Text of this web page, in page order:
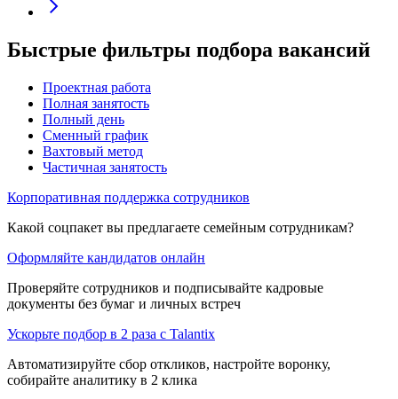
Быстрые фильтры подбора вакансий
Проектная работа
Полная занятость
Полный день
Сменный график
Вахтовый метод
Частичная занятость
Корпоративная поддержка сотрудников
Какой соцпакет вы предлагаете семейным сотрудникам?
Оформляйте кандидатов онлайн
Проверяйте сотрудников и подписывайте кадровые
документы без бумаг и личных встреч
Ускорьте подбор в 2 раза с Talantix
Автоматизируйте сбор откликов, настройте воронку,
собирайте аналитику в 2 клика